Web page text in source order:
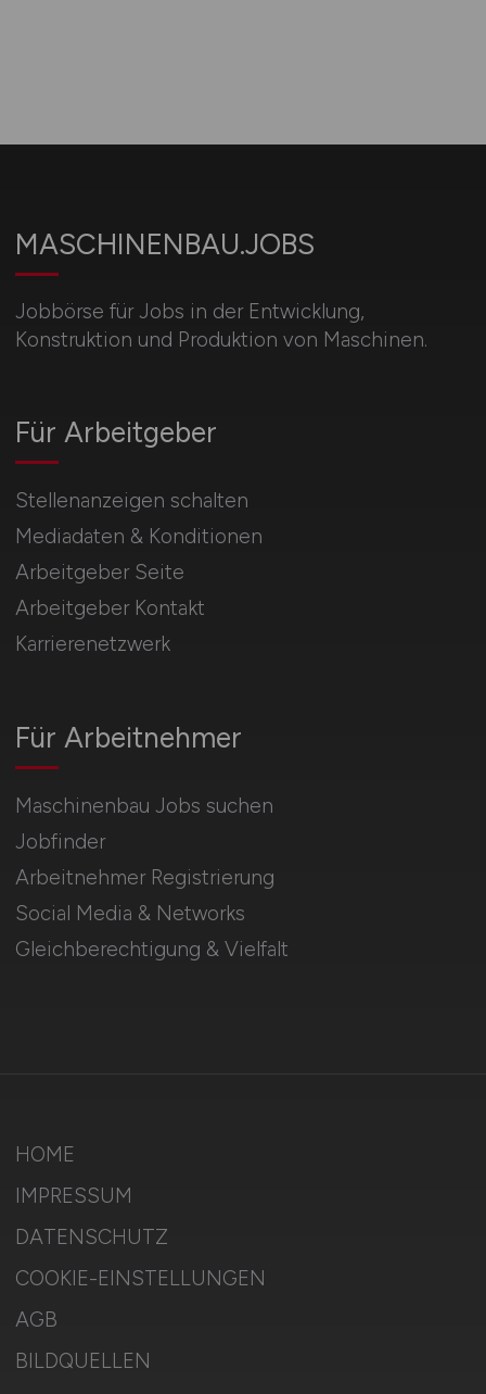
MASCHINENBAU.JOBS
Jobbörse für Jobs in der Entwicklung,
Konstruktion und Produktion von Maschinen.
Für Arbeitnehmer
Maschinenbau Jobs suchen
Jobfinder
Arbeitnehmer Registrierung
Social Media & Networks
Gleichberechtigung & Vielfalt
Für Arbeitgeber
Stellenanzeigen schalten
Mediadaten & Konditionen
Arbeitgeber Seite
Arbeitgeber Kontakt
Karrierenetzwerk
HOME
IMPRESSUM
DATENSCHUTZ
COOKIE-EINSTELLUNGEN
AGB
BILDQUELLEN